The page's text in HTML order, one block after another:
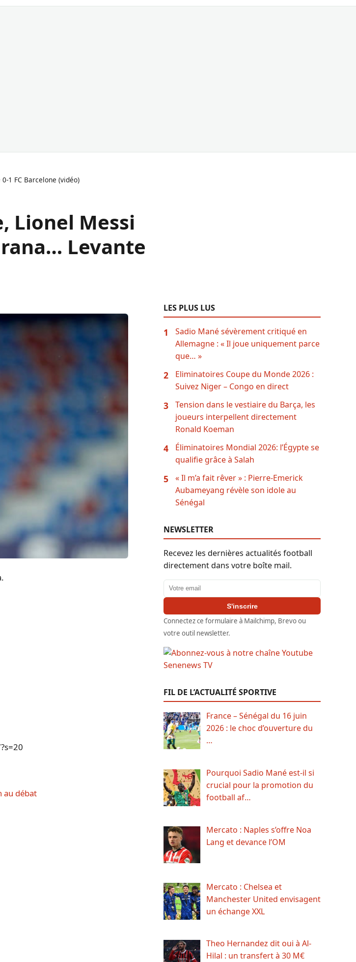
1 FC Barcelone (vidéo)
Lionel Messi
Levante
au débat
LES PLUS LUS
1
Sadio Mané sévèrement critiqué en
Allemagne : « Il joue uniquement parce
que… »
2
Eliminatoires Coupe du Monde 2026 :
Suivez Niger – Congo en direct
3
Tension dans le vestiaire du Barça, les
joueurs interpellent directement
Ronald Koeman
4
Éliminatoires Mondial 2026: l’Égypte se
qualifie grâce à Salah
5
« Il m’a fait rêver » : Pierre-Emerick
Aubameyang révèle son idole au
Sénégal
NEWSLETTER
Recevez les dernières actualités football
directement dans votre boîte mail.
Adresse email
S'inscrire
Connectez ce formulaire à Mailchimp, Brevo ou
votre outil newsletter.
FIL DE L’ACTUALITÉ SPORTIVE
France – Sénégal du 16 juin
2026 : le choc d’ouverture du
…
Pourquoi Sadio Mané est-il si
crucial pour la promotion du
football af…
Mercato : Naples s’offre Noa
Lang et devance l’OM
Mercato : Chelsea et
Manchester United envisagent
un échange XXL
Theo Hernandez dit oui à Al-
Hilal : un transfert à 30 M€